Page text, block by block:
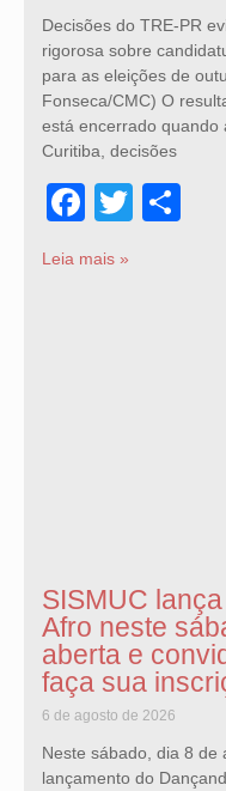
Decisões do TRE-PR
rigorosa sobre
para as eleições de
Fonseca/CMC) O
está encerrado quando
Curitiba, decisões
Twitter
Leia mais »
SISMUC
Afro neste
aberta e
faça sua
6 de agosto de 2026
Neste sábado, dia 8 de
lançamento do